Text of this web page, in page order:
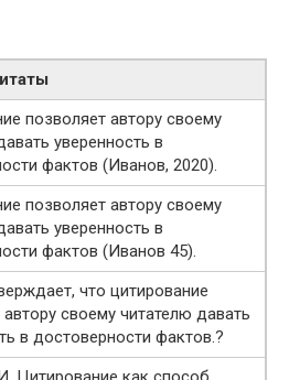
позволяет автору своему
уверенность в
фактов (Иванов, 2020).
позволяет автору своему
уверенность в
фактов (Иванов 45).
что цитирование
своему читателю давать
в достоверности фактов.?